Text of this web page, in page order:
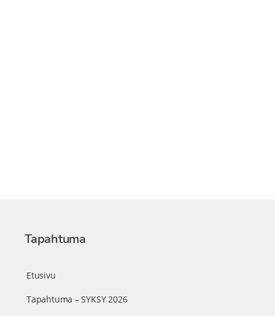
Tapahtuma
Etusivu
Tapahtuma – SYKSY 2026